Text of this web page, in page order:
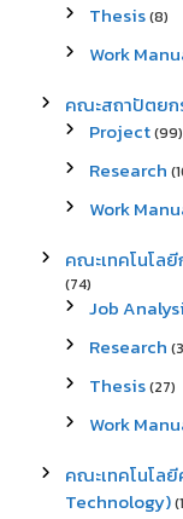
Thesis(8)
Work
คณะสถาปัตย
Project(99)
Research
Work
คณะเทคโนโล
(74)
Job
Research
Thesis(27)
Work
คณะเทคโนโล
Technology)